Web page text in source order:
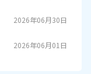
2026年06月30日
2026年06月01日